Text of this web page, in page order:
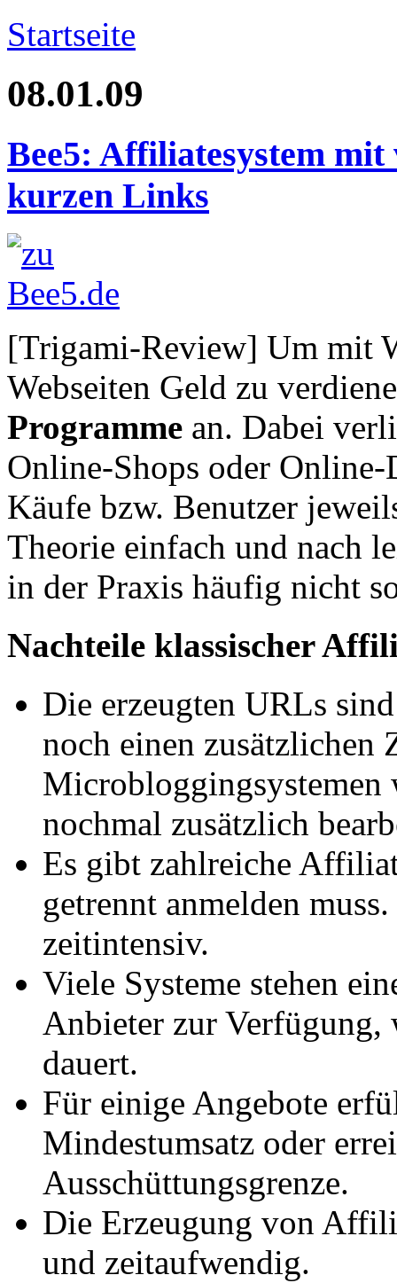
Startseite
08.01.09
Bee5: Affiliatesystem
kurzen Links
[Trigami-Review] Um mit
Webseiten Geld zu
Programme an. Dabei
Online-Shops oder
Käufe bzw. Benutzer
Theorie einfach und nach
in der Praxis häufig nicht
Nachteile klassischer
Die erzeugten URLs
noch einen
Microbloggingsystemen
nochmal zusätzlich
Es gibt zahlreiche
getrennt anmelden
zeitintensiv.
Viele Systeme stehen
Anbieter zur Verfügung,
dauert.
Für einige Angebote
Mindestumsatz oder
Ausschüttungsgrenze.
Die Erzeugung von
und zeitaufwendig.